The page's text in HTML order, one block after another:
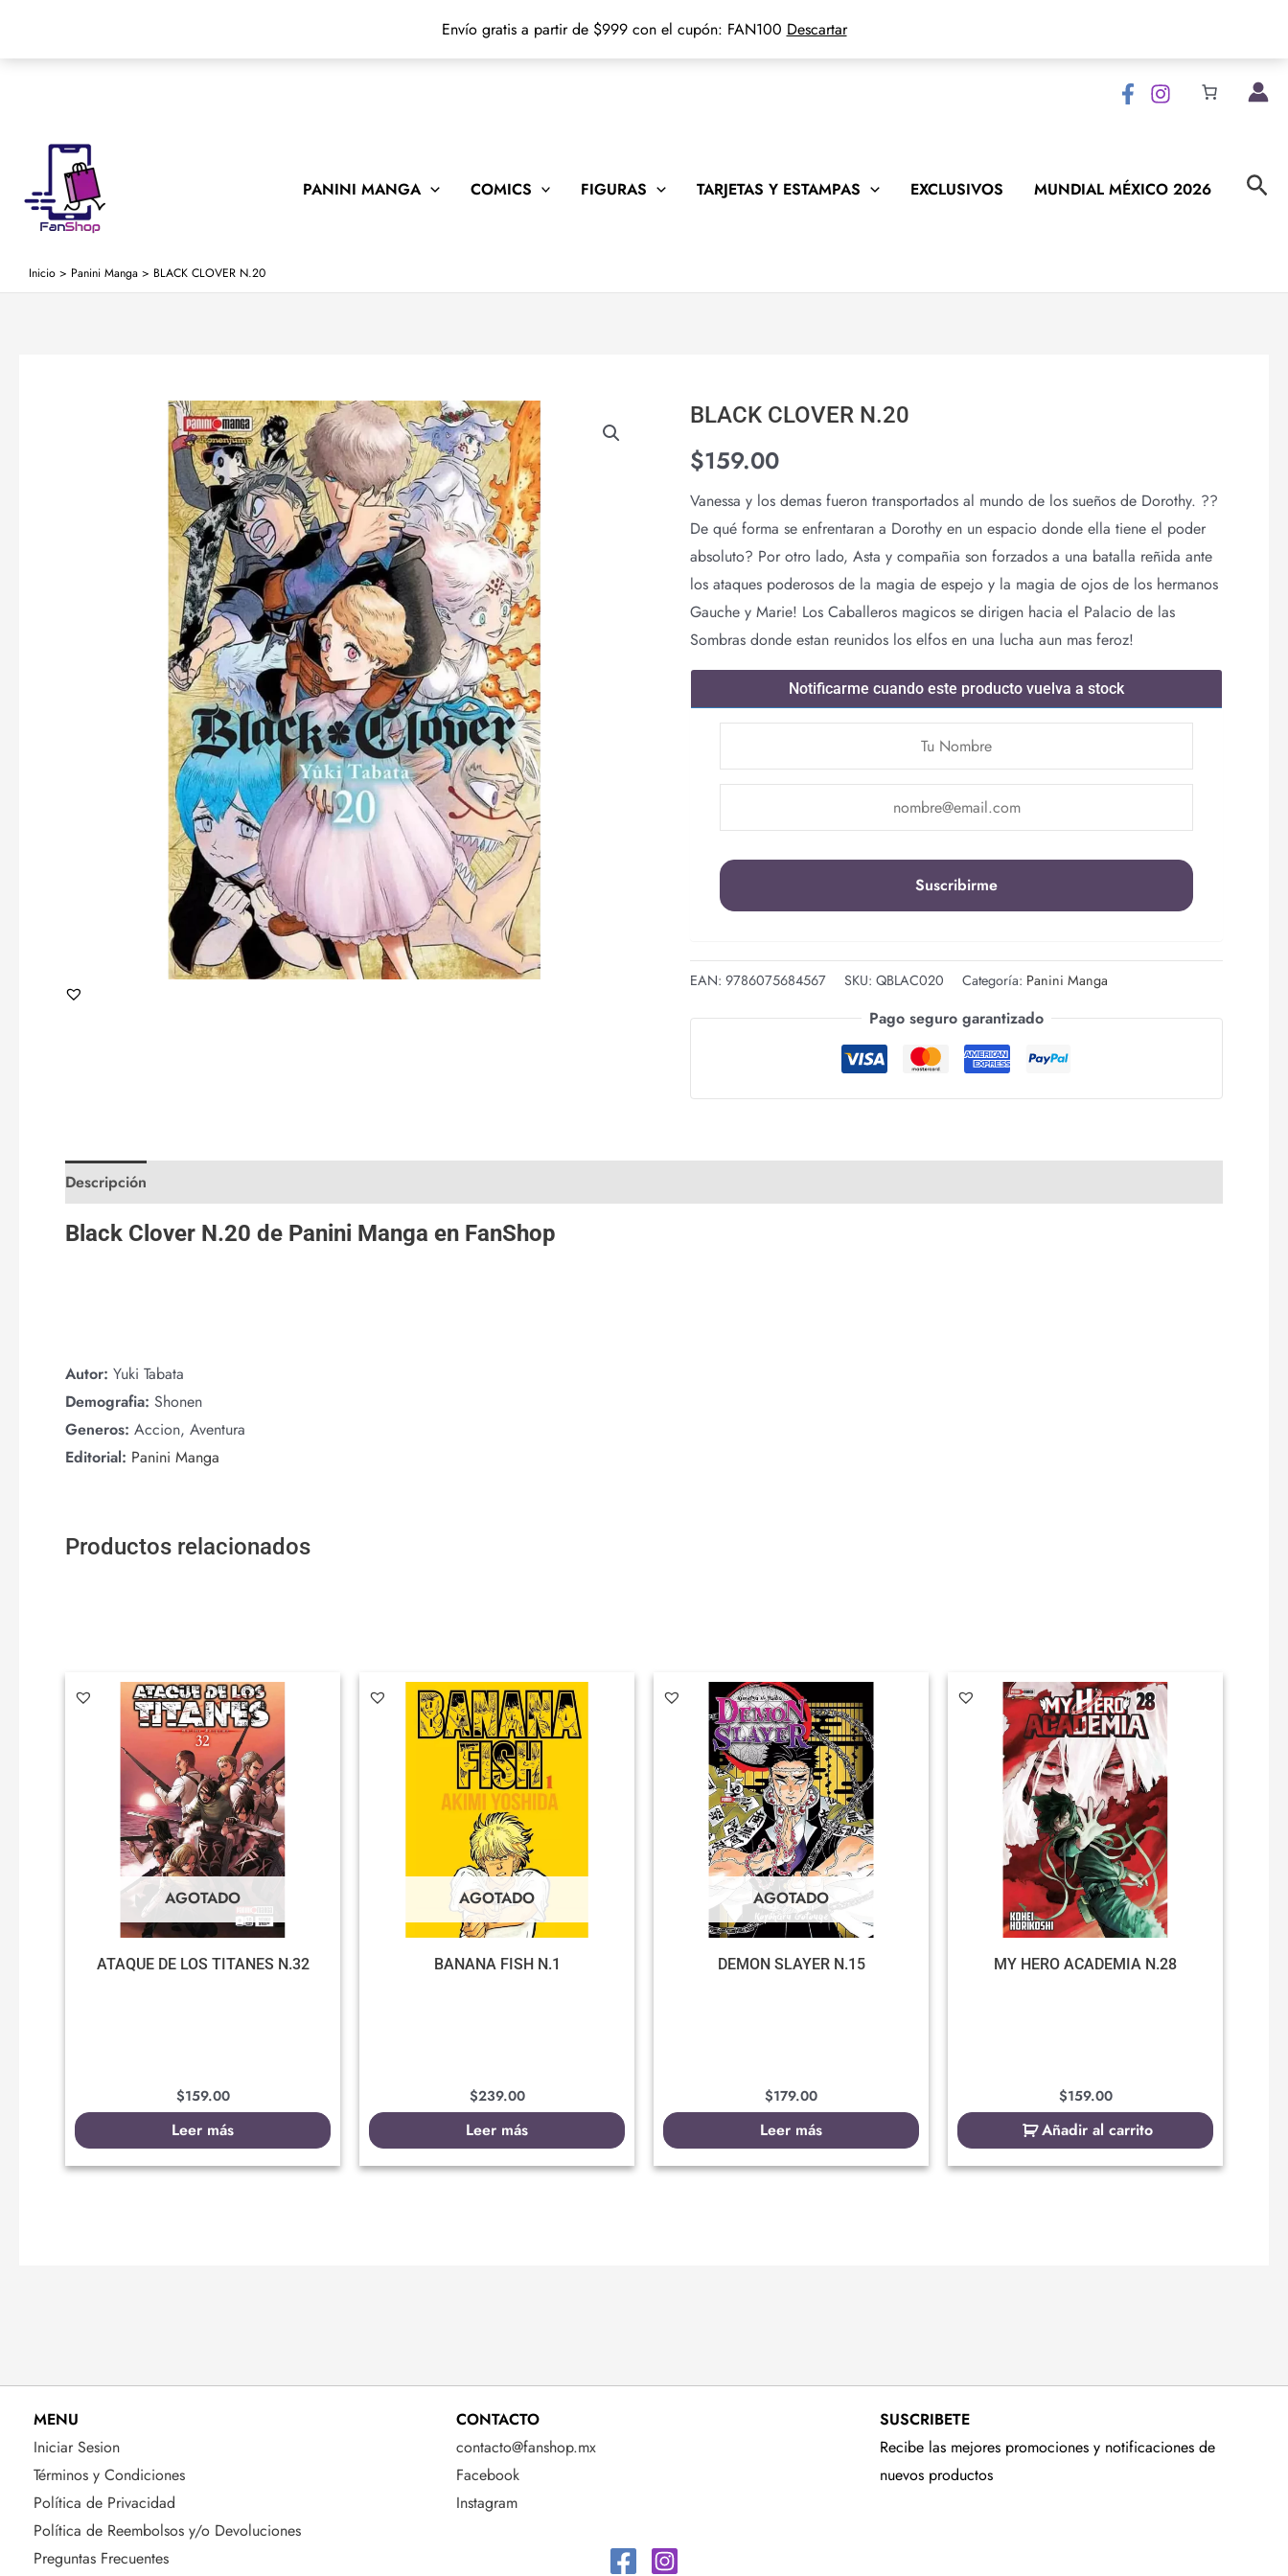
Envío gratis a partir de $999 con el cupón: FAN100 Descartar
PANINI MANGA COMICS FIGURAS TARJETAS Y ESTAMPAS EXCLUSIVOS MUNDIAL MÉXICO 2026
Inicio > Panini Manga > BLACK CLOVER N.20
BLACK CLOVER N.20
$159.00
Vanessa y los demas fueron transportados al mundo de los sueños de Dorothy. ??
De qué forma se enfrentaran a Dorothy en un espacio donde ella tiene el poder
absoluto? Por otro lado, Asta y compañia son forzados a una batalla reñida ante
los ataques poderosos de la magia de espejo y la magia de ojos de los hermanos
Gauche y Marie! Los Caballeros magicos se dirigen hacia el Palacio de las
Sombras donde estan reunidos los elfos en una lucha aun mas feroz!
Notificarme cuando este producto vuelva a stock
EAN:9786075684567 SKU:QBLAC020 Categoría: Panini Manga
Pago seguro garantizado
Descripción
Black Clover N.20 de Panini Manga en FanShop
Autor: Yuki Tabata
Demografia: Shonen
Generos: Accion, Aventura
Editorial: Panini Manga
Productos relacionados
AGOTADO
ATAQUE DE LOS TITANES N.32
$159.00
Leer más
AGOTADO
BANANA FISH N.1
$239.00
Leer más
AGOTADO
DEMON SLAYER N.15
$179.00
Leer más
MY HERO ACADEMIA N.28
$159.00
Añadir al carrito
MENU
Iniciar Sesion
Términos y Condiciones
Política de Privacidad
Política de Reembolsos y/o Devoluciones
Preguntas Frecuentes
CONTACTO
contacto@fanshop.mx
Facebook
Instagram
SUSCRIBETE
Recibe las mejores promociones y notificaciones de
nuevos productos